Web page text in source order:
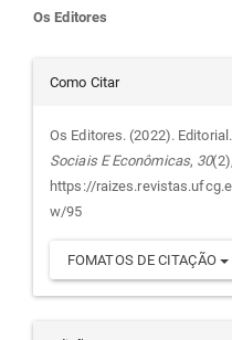
Conteúdo
do
artigo
principal
Os Editores
Detalhes
do
artigo
Como Citar
Os Editores. (2022). Editorial.
Sociais E Econômicas, 30
https://
w/95
FOMATOS DE CITAÇÃO